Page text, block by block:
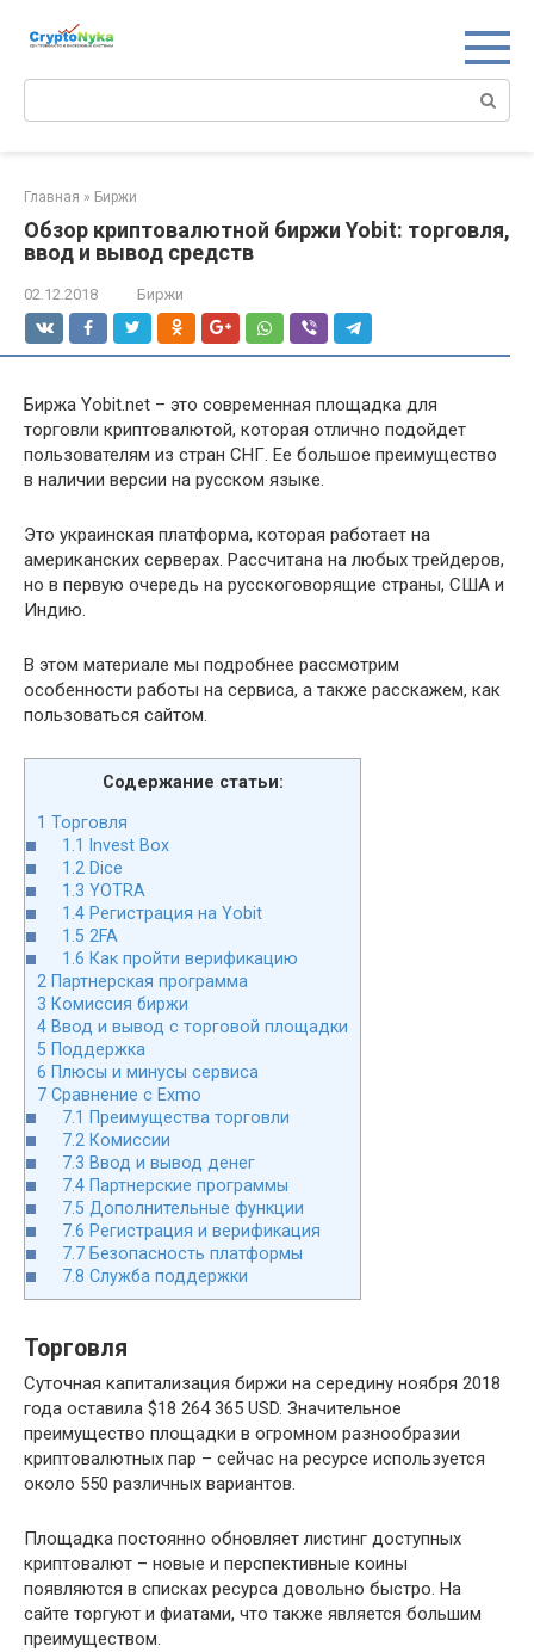
Главная » Биржи
Обзор криптовалютной биржи Yobit: торговля,
ввод и вывод средств
02.12.2018 Биржи
Биржа Yobit.net – это современная площадка для
торговли криптовалютой, которая отлично подойдет
пользователям из стран СНГ. Ее большое преимущество
в наличии версии на русском языке.
Это украинская платформа, которая работает на
американских серверах. Рассчитана на любых трейдеров,
но в первую очередь на русскоговорящие страны, США и
Индию.
В этом материале мы подробнее рассмотрим
особенности работы на сервиса, а также расскажем, как
пользоваться сайтом.
Содержание статьи:
1 Торговля
1.1 Invest Box
1.2 Dice
1.3 YOTRA
1.4 Регистрация на Yobit
1.5 2FA
1.6 Как пройти верификацию
2 Партнерская программа
3 Комиссия биржи
4 Ввод и вывод с торговой площадки
5 Поддержка
6 Плюсы и минусы сервиса
7 Сравнение с Exmo
7.1 Преимущества торговли
7.2 Комиссии
7.3 Ввод и вывод денег
7.4 Партнерские программы
7.5 Дополнительные функции
7.6 Регистрация и верификация
7.7 Безопасность платформы
7.8 Служба поддержки
Торговля
Суточная капитализация биржи на середину ноября 2018
года оставила $18 264 365 USD. Значительное
преимущество площадки в огромном разнообразии
криптовалютных пар – сейчас на ресурсе используется
около 550 различных вариантов.
Площадка постоянно обновляет листинг доступных
криптовалют – новые и перспективные коины
появляются в списках ресурса довольно быстро. На
сайте торгуют и фиатами, что также является большим
преимуществом.